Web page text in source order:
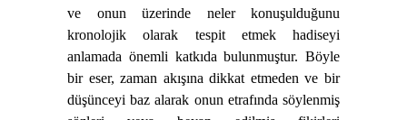
ve onun üzerinde neler konuşulduğunu
kronolojik olarak tespit etmek hadiseyi
anlamada önemli katkıda bulunmuştur. Böyle
bir eser, zaman akışına dikkat etmeden ve bir
düşünceyi baz alarak onun etrafında söylenmiş